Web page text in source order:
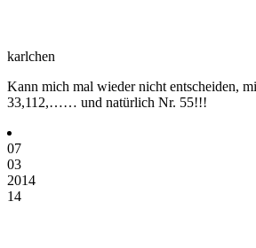
karlchen
Kann mich mal wieder nicht entscheiden,
33,112,…… und natürlich Nr. 55!!!
07
03
2014
14